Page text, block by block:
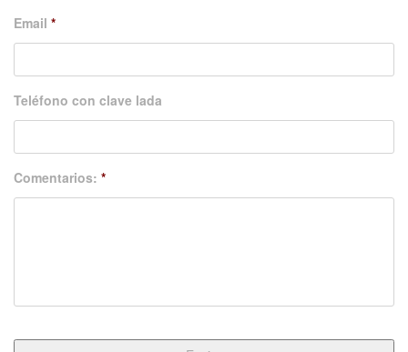
Email *
Teléfono con clave lada
Comentarios: *